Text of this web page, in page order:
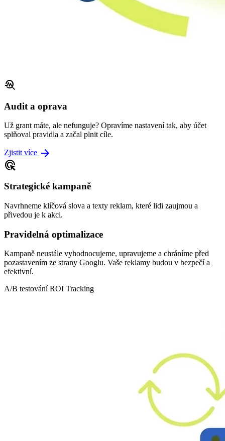
troubleshoot
Audit a oprava
Už grant máte, ale nefunguje? Opravíme nastavení tak, aby účet
splňoval pravidla a začal plnit cíle.
Zjistit více arrow_forward
ads_click
Strategické kampaně
Navrhneme klíčová slova a texty reklam, které lidi zaujmou a
přivedou je k akci.
Pravidelná optimalizace
Kampaně neustále vyhodnocujeme, upravujeme a chráníme před
pozastavením ze strany Googlu. Vaše reklamy budou v bezpečí a
efektivní.
A/B testování ROI Tracking